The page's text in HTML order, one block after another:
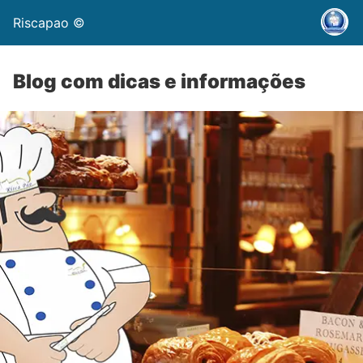
Riscapao ©
Blog com dicas e informações